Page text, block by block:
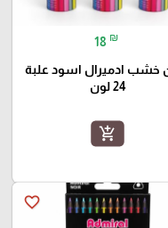
18 ₪
خشب ادميرال اسود علبة
24 لون
add_shopping_cart
favorite_border